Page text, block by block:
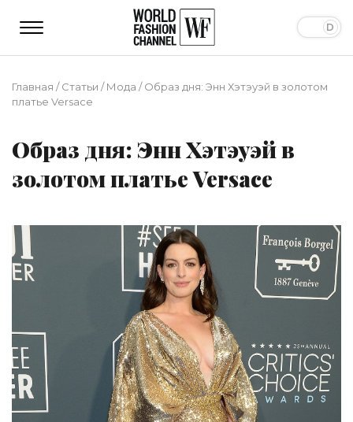
Главная /Статьи /Мода /Образ дня: Энн Хэтэуэй в золотом
платье Versace
Образ дня: Энн Хэтэуэй в
золотом платье Versace